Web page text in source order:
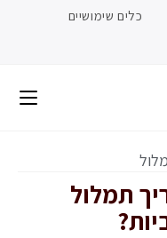
כלים שימושיים
תמלול